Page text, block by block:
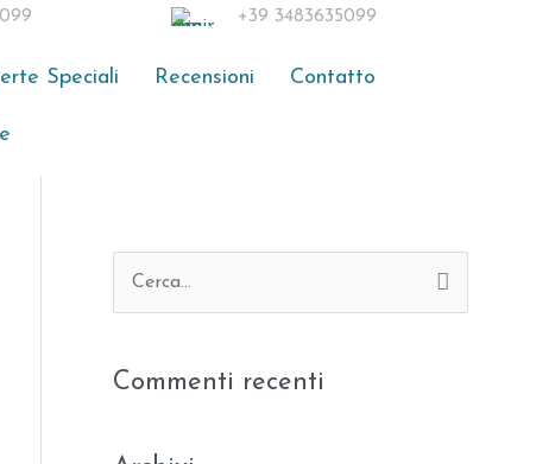
+39 3483635099
Speciali Recensioni Contatto
c
Commenti recenti